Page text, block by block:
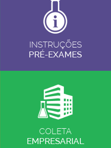
INSTRUÇÕES
PRÉ-EXAMES
COLETA
EMPRESARIAL